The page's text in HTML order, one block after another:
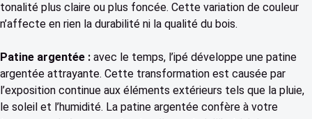
tonalité plus claire ou plus foncée. Cette variation de couleur
n’affecte en rien la durabilité ni la qualité du bois.
Patine argentée : avec le temps, l’ipé développe une patine
argentée attrayante. Cette transformation est causée par
l’exposition continue aux éléments extérieurs tels que la pluie,
le soleil et l’humidité. La patine argentée confère à votre